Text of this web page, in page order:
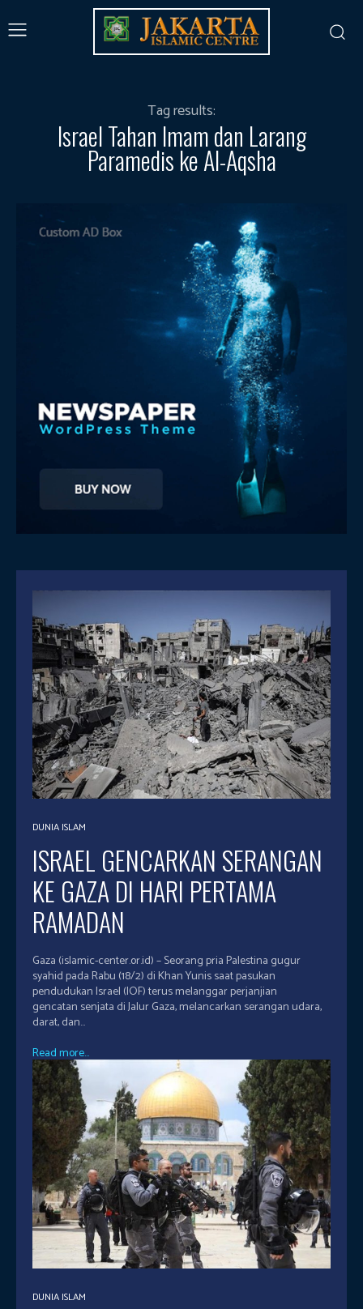
Tag results:
Israel Tahan Imam dan Larang
Paramedis ke Al-Aqsha
DUNIA ISLAM
ISRAEL GENCARKAN SERANGAN
KE GAZA DI HARI PERTAMA
RAMADAN
Gaza (islamic-center.or.id) – Seorang pria Palestina gugur
syahid pada Rabu (18/2) di Khan Yunis saat pasukan
pendudukan Israel (IOF) terus melanggar perjanjian
gencatan senjata di Jalur Gaza, melancarkan serangan udara,
darat, dan...
Read more...
DUNIA ISLAM